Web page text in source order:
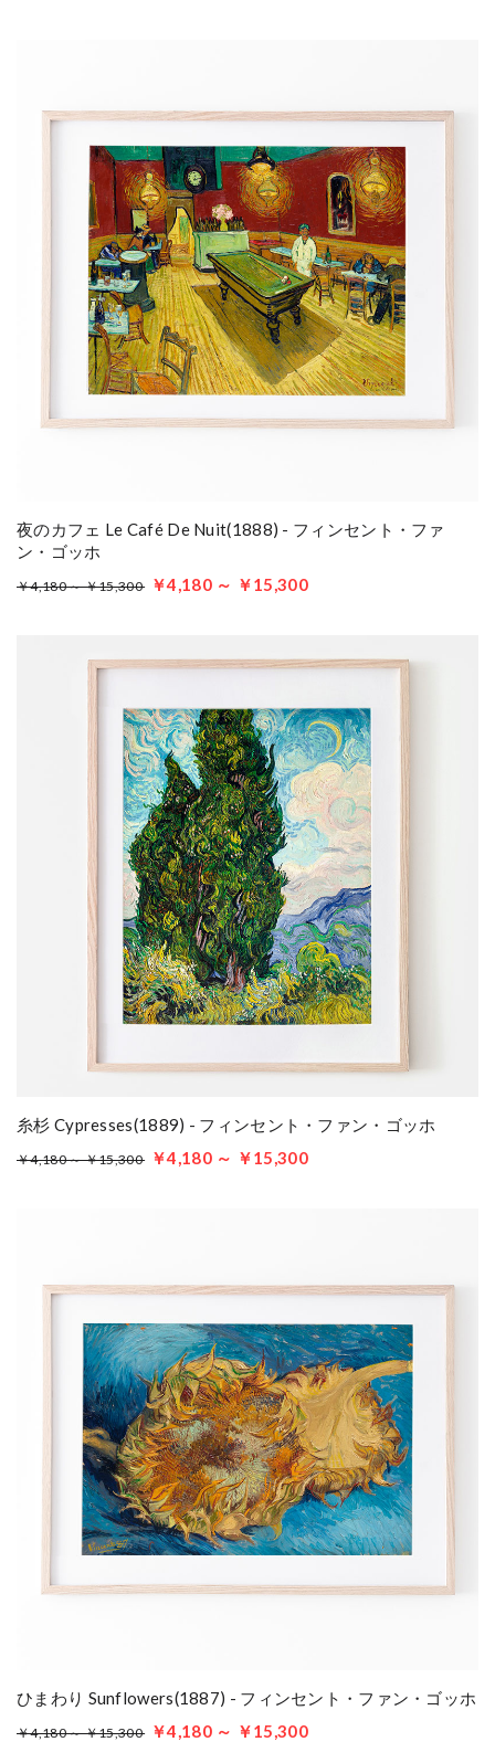
夜のカフェ Le Café De Nuit(1888) - フィンセント・ファ
ン・ゴッホ
￥4,180 ～ ￥15,300 ￥4,180 ～ ￥15,300
糸杉 Cypresses(1889) - フィンセント・ファン・ゴッホ
￥4,180 ～ ￥15,300 ￥4,180 ～ ￥15,300
ひまわり Sunflowers(1887) - フィンセント・ファン・ゴッホ
￥4,180 ～ ￥15,300 ￥4,180 ～ ￥15,300